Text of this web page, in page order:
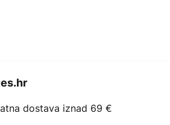
dostava iznad 69 €